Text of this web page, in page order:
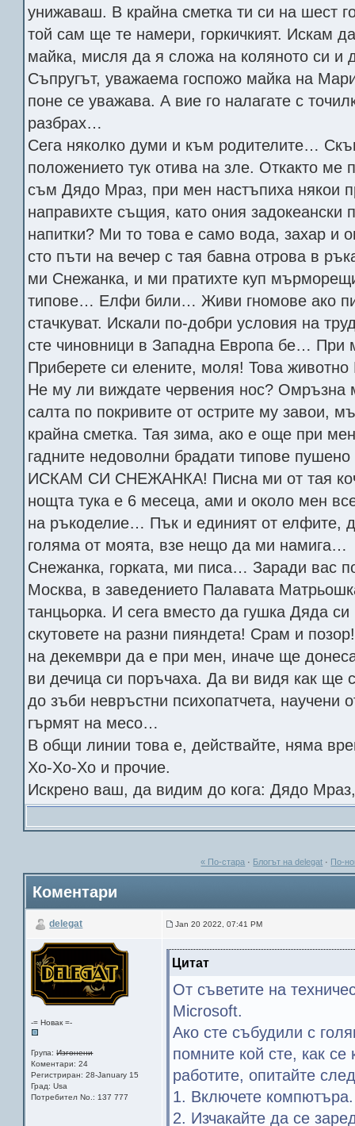
унижаваш. В крайна сметка ти си на шест
той сам ще те намери, горкичкият. Искам
майка, мисля да я сложа на коляното си и
Съпругът, уважаема госпожо майка на
поне се уважава. А вие го налагате с
разбрах…
Сега няколко думи и към родителите…
положението тук отива на зле. Откакто ме
съм Дядо Мраз, при мен настъпиха някои
направихте същия, като ония задокеански
напитки? Ми то това е само вода, захар и
сто пъти на вечер с тая бавна отрова в
ми Снежанка, и ми пратихте куп
типове… Елфи били… Живи гномове ако
стачкуват. Искали по-добри условия на
сте чиновници в Западна Европа бе… При
Приберете си елените, моля! Това
Не му ли виждате червения нос? Омръзна
салта по покривите от острите му завои,
крайна сметка. Тая зима, ако е още при
гадните недоволни брадати типове
ИСКАМ СИ СНЕЖАНКА! Писна ми от тая коч
нощта тука е 6 месеца, ами и около мен
на ръкоделие… Пък и единият от елфите,
голяма от моята, взе нещо да ми намига…
Снежанка, горката, ми писа… Заради вас
Москва, в заведението Палавата
танцьорка. И сега вместо да гушка Дяда
скутовете на разни пияндета! Срам и
на декември да е при мен, иначе ще
ви дечица си поръчаха. Да ви видя как ще
до зъби невръстни психопатчета, научени
гърмят на месо…
В общи линии това е, действайте, няма
Хо-Хо-Хо и прочие.
Искрено ваш, да видим до кога: Дядо
« По-стара · Блогът на delegat · По-
Коментари
delegat Jan 20 2022, 07:41 PM
-= Новак =-
Група:Изгонени
Коментари: 24
Регистриран: 28-January 15
Град: Usa
Потребител No.: 137 777
Цитат
От съветите на
Microsoft.
Ако сте събудили с
помните кой сте, как се
работите, опитайте
1. Включете компютъра.
2. Изчакайте да се